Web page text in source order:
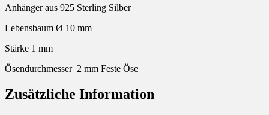
Anhänger aus 925 Sterling Silber
Lebensbaum Ø 10 mm
Stärke 1 mm
Ösendurchmesser 2 mm Feste Öse
Zusätzliche Information